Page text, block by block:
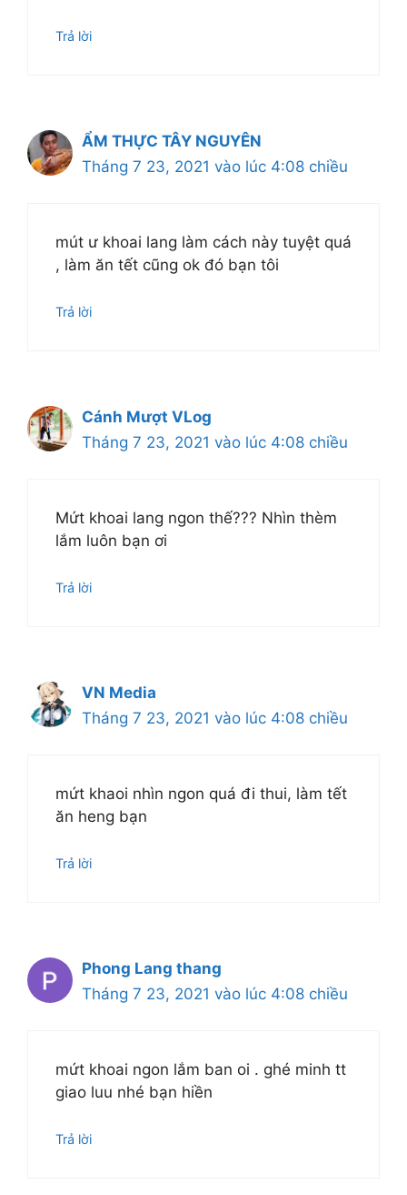
Trả lời
ẨM THỰC TÂY NGUYÊN
Tháng 7 23, 2021 vào lúc 4:08 chiều
mút ư khoai lang làm cách này tuyệt quá
, làm ăn tết cũng ok đó bạn tôi
Trả lời
Cánh Mượt VLog
Tháng 7 23, 2021 vào lúc 4:08 chiều
Mứt khoai lang ngon thế??? Nhìn thèm
lắm luôn bạn ơi
Trả lời
VN Media
Tháng 7 23, 2021 vào lúc 4:08 chiều
mứt khaoi nhìn ngon quá đi thui, làm tết
ăn heng bạn
Trả lời
Phong Lang thang
Tháng 7 23, 2021 vào lúc 4:08 chiều
mứt khoai ngon lắm ban oi . ghé minh tt
giao luu nhé bạn hiền
Trả lời